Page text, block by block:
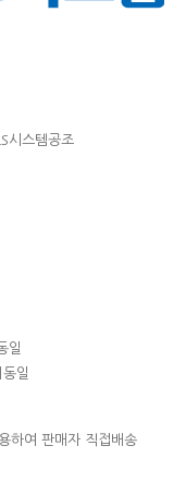
시스템공조
일
일
하여 판매자 직접배송